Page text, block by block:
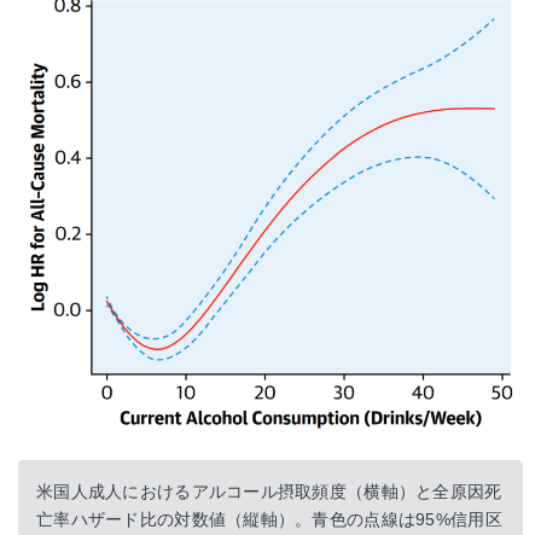
米国人成人におけるアルコール摂取頻度（横軸）と全原因死
亡率ハザード比の対数値（縦軸）。青色の点線は95%信用区